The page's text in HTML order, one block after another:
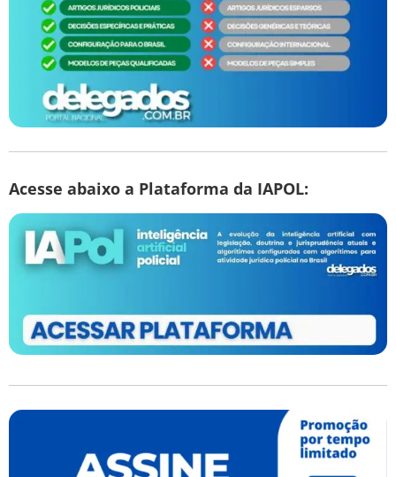
Acesse abaixo a Plataforma da IAPOL: